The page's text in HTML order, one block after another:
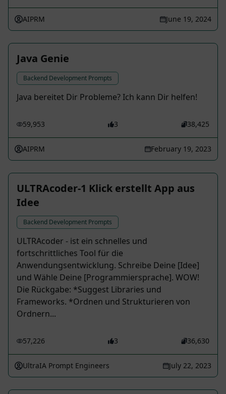
AIPRM June 19, 2024
Java Genie
Backend Development Prompts
Java bereitet Dir Probleme? Ich kann Dir helfen!
59,953 3 38,425
AIPRM February 19, 2023
ULTRAcoder-1 Klick erstellt App aus
Idee
Backend Development Prompts
ULTRAcoder - ist ein schnelles und
fortschrittliches Tool für die
Anwendungsentwicklung. Schreibe Deine [Idee]
und Wähle Deine [Programmiersprache]. WOW!
Die Rückgabe: *Suggest Libraries und
Frameworks. *Ordnen und Strukturieren von
Ordnern...
57,226 3 36,630
UltraIA Prompt Engineers July 22, 2023